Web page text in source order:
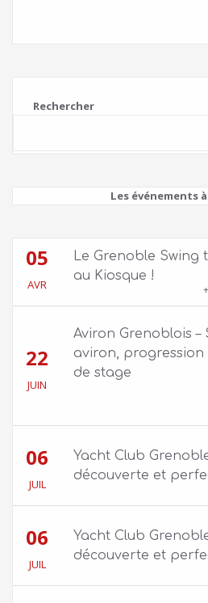
Rechercher
Les événements
05
AVR
Le Grenoble Swing
au Kiosque !
22
JUIN
Aviron Grenoblois
aviron,
de stage
06
JUIL
Yacht Club
découverte et
06
JUIL
Yacht Club
découverte et